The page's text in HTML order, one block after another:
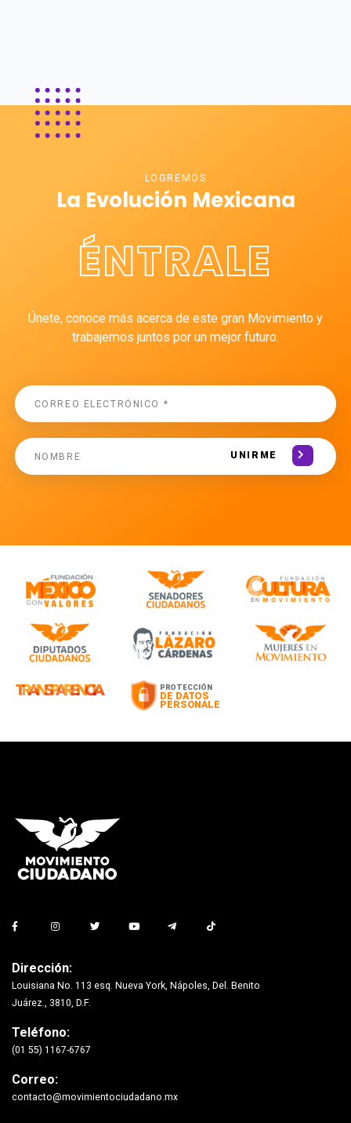
LOGREMOS
La Evolución Mexicana
ÉNTRALE
Únete, conoce más acerca de este gran Movimiento y
trabajemos juntos por un mejor futuro.
UNIRME
Dirección:
Louisiana No. 113 esq. Nueva York, Nápoles, Del. Benito
Juárez., 3810, D.F.
Teléfono:
(01 55) 1167-6767
Correo:
contacto@movimientociudadano.mx